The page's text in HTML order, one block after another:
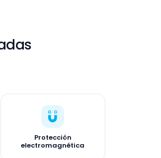
Protección
electromagnética